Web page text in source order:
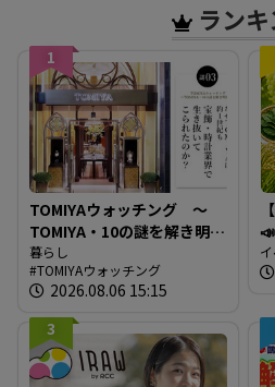
ランキ
1
TOMIYAウォッチング ～
TOMIYA・10の謎を解き明か
す～ 謎03 「なぜTOMIYAは
約1世紀も宝飾・時計業界で
生き抜いてこられたの
か？」
暮らし
TOMIYAウォッチング
2026.08.06 15:15
3